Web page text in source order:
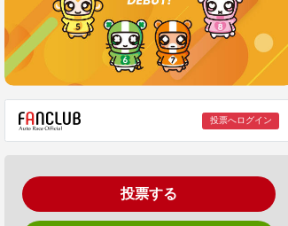
投票へログイン
投票する